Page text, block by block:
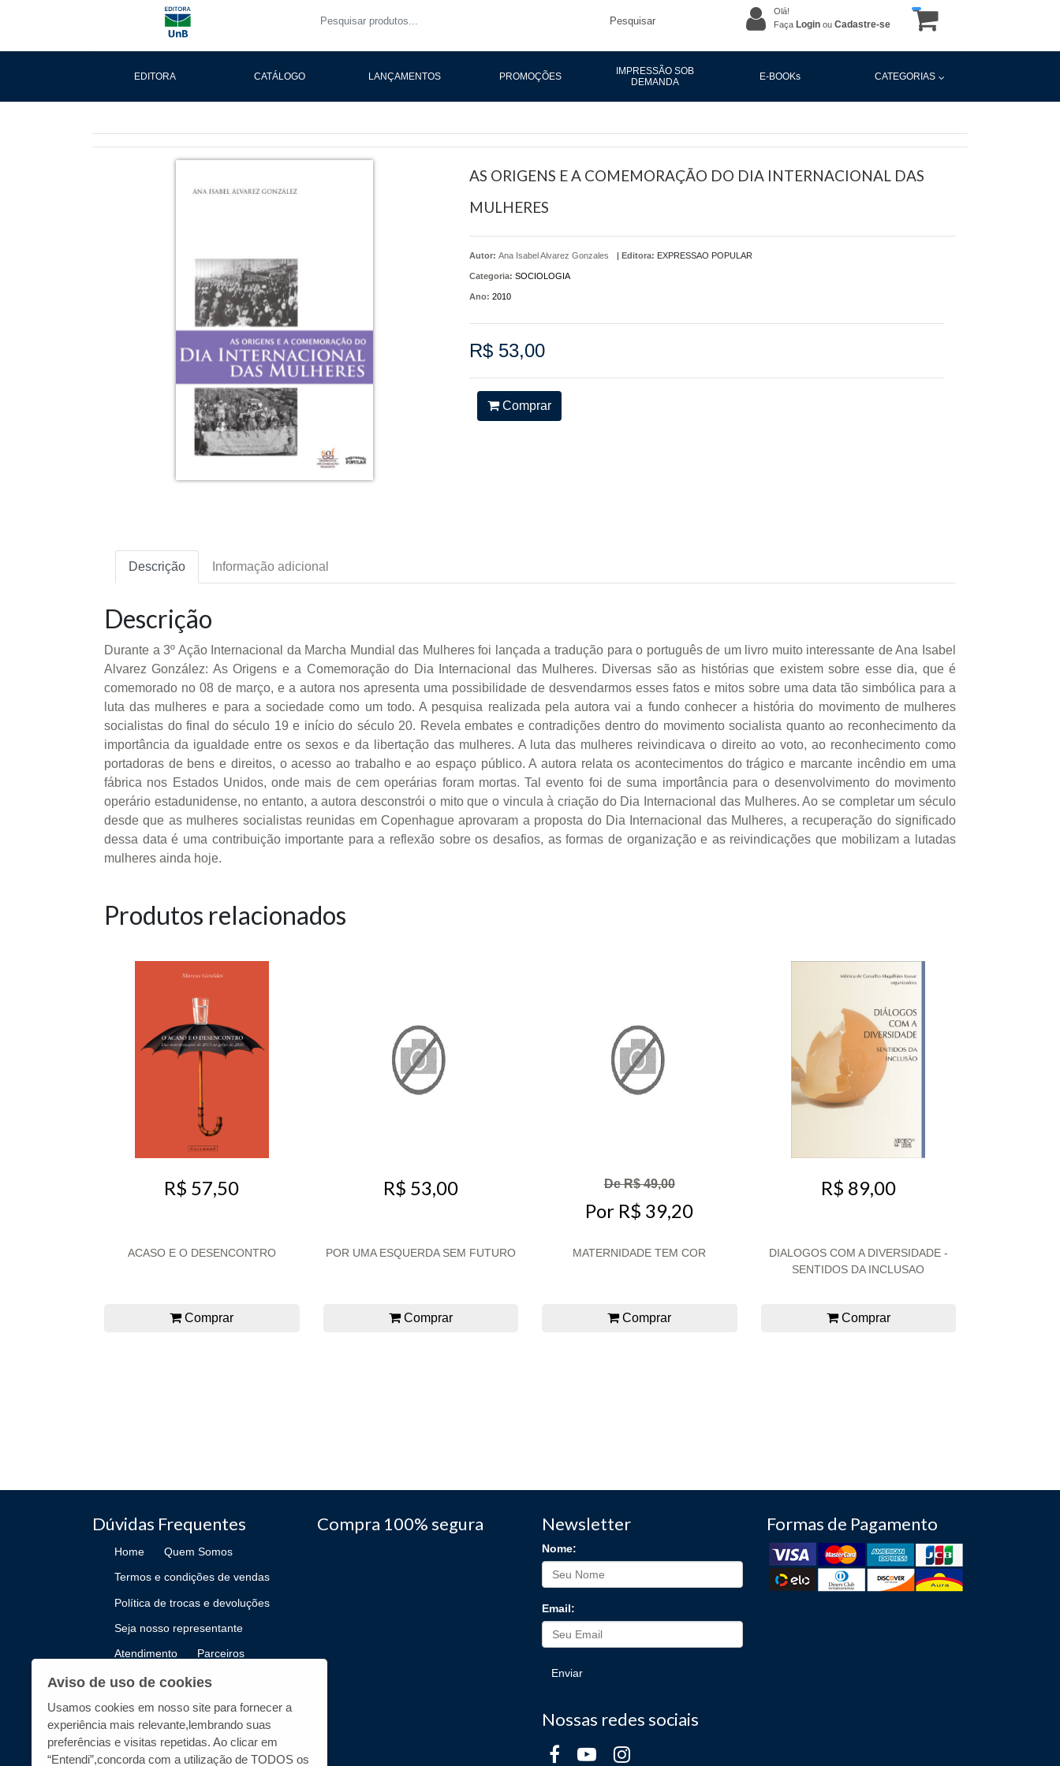
Pesquisar
Olá!
Faça Login ou Cadastre-se
EDITORA CATÁLOGO LANÇAMENTOS PROMOÇÕES
IMPRESSÃO SOB
DEMANDA
E-BOOKs CATEGORIAS
AS ORIGENS E A COMEMORAÇÃO DO DIA INTERNACIONAL DAS
MULHERES
Autor: Ana Isabel Alvarez Gonzales | Editora: EXPRESSAO POPULAR
Categoria: SOCIOLOGIA
Ano: 2010
R$ 53,00
Comprar
Descrição Informação adicional
Descrição
Durante a 3º Ação Internacional da Marcha Mundial das Mulheres foi lançada a tradução para o português de um livro muito interessante de Ana Isabel
Alvarez González: As Origens e a Comemoração do Dia Internacional das Mulheres. Diversas são as histórias que existem sobre esse dia, que é
comemorado no 08 de março, e a autora nos apresenta uma possibilidade de desvendarmos esses fatos e mitos sobre uma data tão simbólica para a
luta das mulheres e para a sociedade como um todo. A pesquisa realizada pela autora vai a fundo conhecer a história do movimento de mulheres
socialistas do final do século 19 e início do século 20. Revela embates e contradições dentro do movimento socialista quanto ao reconhecimento da
importância da igualdade entre os sexos e da libertação das mulheres. A luta das mulheres reivindicava o direito ao voto, ao reconhecimento como
portadoras de bens e direitos, o acesso ao trabalho e ao espaço público. A autora relata os acontecimentos do trágico e marcante incêndio em uma
fábrica nos Estados Unidos, onde mais de cem operárias foram mortas. Tal evento foi de suma importância para o desenvolvimento do movimento
operário estadunidense, no entanto, a autora desconstrói o mito que o vincula à criação do Dia Internacional das Mulheres. Ao se completar um século
desde que as mulheres socialistas reunidas em Copenhague aprovaram a proposta do Dia Internacional das Mulheres, a recuperação do significado
dessa data é uma contribuição importante para a reflexão sobre os desafios, as formas de organização e as reivindicações que mobilizam a lutadas
mulheres ainda hoje.
Produtos relacionados
R$ 57,50
ACASO E O DESENCONTRO
Comprar
R$ 53,00
POR UMA ESQUERDA SEM FUTURO
Comprar
De R$ 49,00
Por R$ 39,20
MATERNIDADE TEM COR
Comprar
R$ 89,00
DIALOGOS COM A DIVERSIDADE -
SENTIDOS DA INCLUSAO
Comprar
Dúvidas Frequentes
Home Quem Somos
Termos e condições de vendas
Política de trocas e devoluções
Seja nosso representante
Atendimento Parceiros
Como Publicar
Compra 100% segura Newsletter
Nome:
Email:
Enviar
Nossas redes sociais
Formas de Pagamento
Aviso de uso de cookies
Usamos cookies em nosso site para fornecer a
experiência mais relevante,lembrando suas
preferências e visitas repetidas. Ao clicar em
“Entendi”,concorda com a utilização de TODOS os